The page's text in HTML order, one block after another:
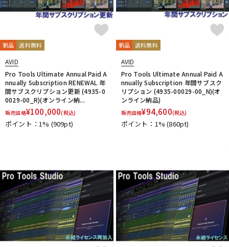
新品 送料無料
AVID
Pro Tools Ultimate Annual Paid A
nnually Subscription RENEWAL 年
間サブスクリプション更新 (4935-0
0029-00_R)(オンライン納...
販売価格¥100,000(税込)
ポイント：1% (909pt)
新品 送料無料
AVID
Pro Tools Ultimate Annual Paid A
nnually Subscription 年間サブスク
リプション (4935-00029-00_N)(オ
ンライン納品)
販売価格¥94,600(税込)
ポイント：1%(860pt)